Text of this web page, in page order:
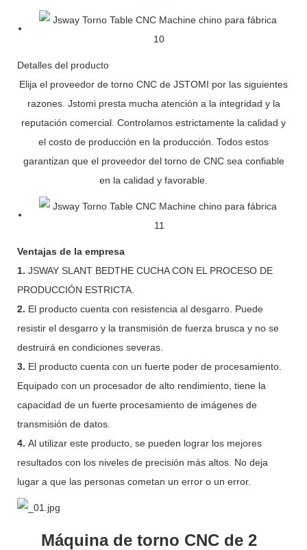
Detalles del producto
Elija el proveedor de torno CNC de JSTOMI por las siguientes
razones. Jstomi presta mucha atención a la integridad y la
reputación comercial. Controlamos estrictamente la calidad y
el costo de producción en la producción. Todos estos
garantizan que el proveedor del torno de CNC sea confiable
en la calidad y favorable.
Ventajas de la empresa
1. JSWAY SLANT BEDTHE CUCHA CON EL PROCESO DE
PRODUCCIÓN ESTRICTA.
2. El producto cuenta con resistencia al desgarro. Puede
resistir el desgarro y la transmisión de fuerza brusca y no se
destruirá en condiciones severas.
3. El producto cuenta con un fuerte poder de procesamiento.
Equipado con un procesador de alto rendimiento, tiene la
capacidad de un fuerte procesamiento de imágenes de
transmisión de datos.
4. Al utilizar este producto, se pueden lograr los mejores
resultados con los niveles de precisión más altos. No deja
lugar a que las personas cometan un error o un error.
Máquina de torno CNC de 2